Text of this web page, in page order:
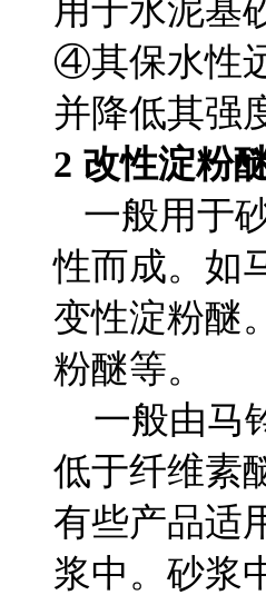
用于水泥基
④其保水性
并降低其强
2 改性淀粉
一般用于
性而成。如
变性淀粉醚
粉醚等。
一般由马
低于纤维素
有些产品适
浆中。砂浆